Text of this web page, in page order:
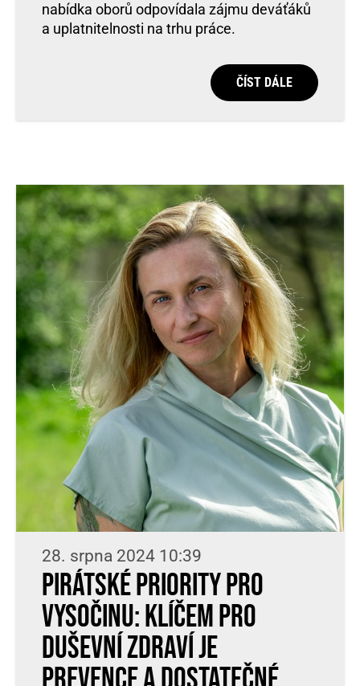
nabídka oborů odpovídala zájmu deváťáků
a uplatnitelnosti na trhu práce.
ČÍST DÁLE
28. srpna 2024 10:39
Pirátské priority pro
Vysočinu: Klíčem pro
duševní zdraví je